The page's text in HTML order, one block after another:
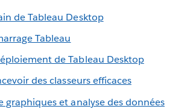
de Tableau Desktop
Tableau
de Tableau Desktop
des classeurs efficaces
graphiques et analyse des données